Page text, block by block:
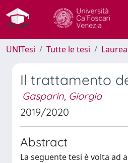
UNITesi Tutte le tesi
Il trattamento
Gasparin, Giorgia
2019/2020
Abstract
La seguente tesi è volta ad